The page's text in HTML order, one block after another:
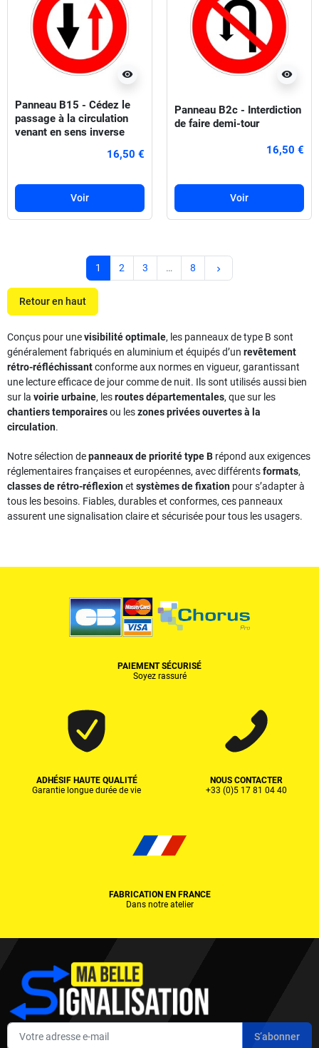
visibility
Panneau B15 - Cédez le
passage à la circulation
venant en sens inverse
16,50 €
Voir
visibility
Panneau B2c - Interdiction
de faire demi-tour
16,50 €
Voir
1 2 3 … 8 keyboard_arrow_right
Retour en haut
Conçus pour unevisibilité optimale, les panneaux de type B sont
généralement fabriqués en aluminium et équipés d’un revêtement
rétro-réfléchissantconforme aux normes en vigueur, garantissant
une lecture efficace de jour comme de nuit. Ils sont utilisés aussi bien
sur la voirie urbaine, lesroutes départementales, que sur les
chantiers temporairesou leszones privées ouvertes à la
circulation.
Notre sélection depanneaux de priorité type B répond aux exigences
réglementaires françaises et européennes, avec différentsformats,
classes de rétro-réflexionet systèmes de fixation pour s’adapter à
tous les besoins. Fiables, durables et conformes, ces panneaux
assurent une signalisation claire et sécurisée pour tous les usagers.
PAIEMENT SÉCURISÉ
Soyez rassuré
ADHÉSIF HAUTE QUALITÉ
Garantie longue durée de vie
NOUS CONTACTER
+33 (0)5 17 81 04 40
FABRICATION EN FRANCE
Dans notre atelier